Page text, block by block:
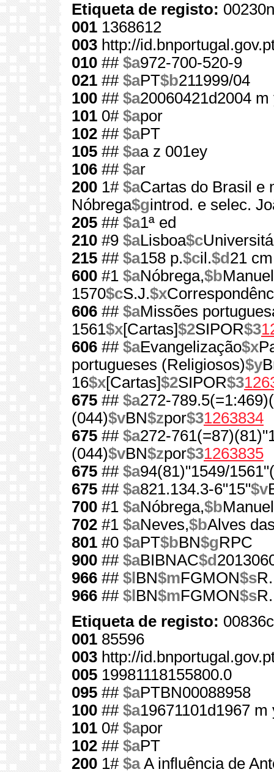
Etiqueta de registo:
001 1368612
003 http://
010 ## $a972-700-520-9
021 ## $aPT$b211999/04
100 ## $a20060421d2004
101 0# $apor
102 ## $aPT
105 ## $aa z 001ey
106 ## $ar
200 1# $aCartas do Brasil e
Nóbrega$gintrod. e selec.
205 ## $a1ª ed
210 #9 $aLisboa$c
215 ## $a158 p.$cil.$d 21 cm
600 #1 $aNóbrega,$b
1570$cS.J.$x
606 ## $aMissões
1561$x[Cartas]$2SIPOR$3
606 ## $aEvangelização$x
portugueses (Religiosos)$y
16$x[Cartas]$2SIPOR$3
675 ## $a272-
(044)$vBN$zpor$31263834
675 ## $a272-
(044)$vBN$zpor$31263835
675 ## $a94(81)"1549/
675 ## $a821.134.3-6"15"$v
700 #1 $aNóbrega,$b
702 #1 $aNeves,$bAlves
801 #0 $aPT$bBN$gRPC
900 ## $aBIBNAC$d
966 ## $l BN$mFGMON$s
966 ## $l BN$mFGMON$s
Etiqueta de registo:
001 85596
003 http://
005 19981118155800.0
095 ## $aPTBN00088958
100 ## $a19671101d1967 m
101 0# $apor
102 ## $aPT
200 1# $aA influência de